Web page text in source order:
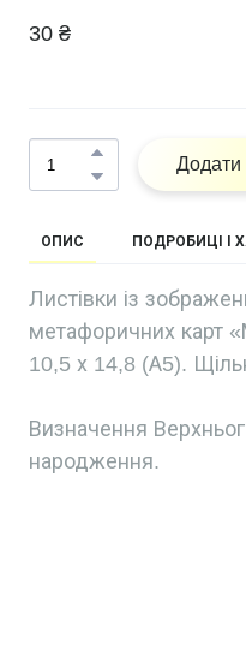
30 ₴
Додати
ОПИС ПОДРОБИЦІ І
Листівки із
метафоричних карт
10,5 х 14,8 (А5).
Визначення
народження.